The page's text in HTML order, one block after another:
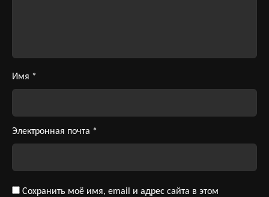
Имя *
Электронная почта *
Сохранить моё имя, email и адрес сайта в этом